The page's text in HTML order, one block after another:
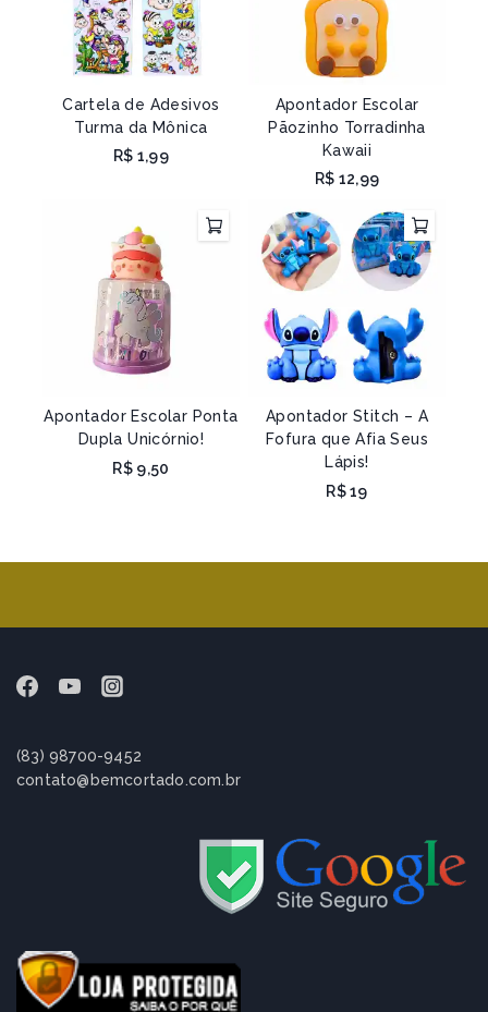
Cartela de Adesivos
Turma da Mônica
R$ 1,99
Apontador Escolar
Pãozinho Torradinha
Kawaii
R$ 12,99
Apontador Escolar Ponta
Dupla Unicórnio!
R$ 9,50
Apontador Stitch – A
Fofura que Afia Seus
Lápis!
R$19
(83) 98700-9452
contato@bemcortado.com.br